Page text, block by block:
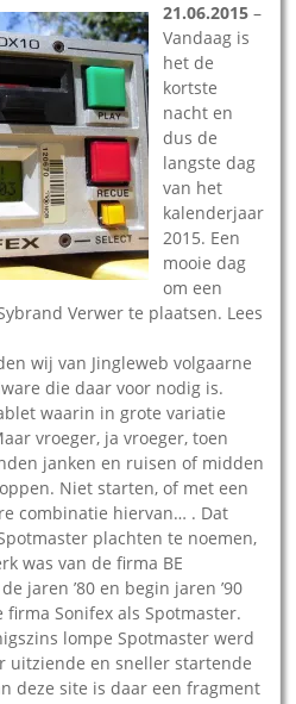
21.06.2015 –
Vandaag is
het de
kortste
nacht en
dus de
langste dag
van het
kalenderjaar
2015. Een
mooie dag
om een
Verwer te plaatsen. Lees
wij van Jingleweb volgaarne
die daar voor nodig is.
waarin in grote variatie
vroeger, ja vroeger, toen
janken en ruisen of midden
Niet starten, of met een
combinatie hiervan… . Dat
plachten te noemen,
was van de firma BE
jaren ’80 en begin jaren ’90
Sonifex als Spotmaster.
lompe Spotmaster werd
uitziende en sneller startende
deze site is daar een fragment